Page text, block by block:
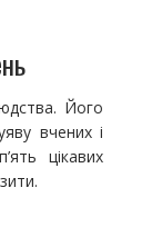
Його
вчених і
цікавих